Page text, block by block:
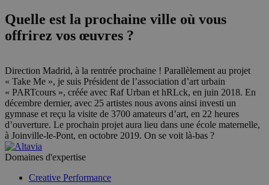
Quelle est la prochaine ville où vous
offrirez vos œuvres ?
Direction Madrid, à la rentrée prochaine ! Parallèlement au projet
« Take Me », je suis Président de l’association d’art urbain
« PARTcours », créée avec Raf Urban et hRLck, en juin 2018. En
décembre dernier, avec 25 artistes nous avons ainsi investi un
gymnase et reçu la visite de 3700 amateurs d’art, en 22 heures
d’ouverture. Le prochain projet aura lieu dans une école maternelle,
à Joinville-le-Pont, en octobre 2019. On se voit là-bas ?
Domaines d'expertise
Creative Performance